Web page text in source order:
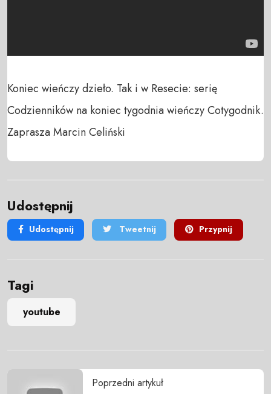
Koniec wieńczy dzieło. Tak i w Resecie: serię
Codzienników na koniec tygodnia wieńczy Cotygodnik.
Zaprasza Marcin Celiński
Udostępnij
Udostępnij Tweetnij Przypnij
Tagi
youtube
Poprzedni artykuł